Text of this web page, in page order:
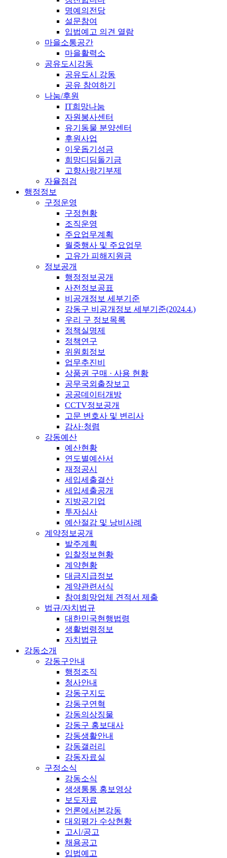
명예의전당
설문참여
입법예고 의견 열람
마을소통공간
마을활력소
공유도시강동
공유도시 강동
공유 참여하기
나눔/후원
IT희망나눔
자원봉사센터
유기동물 분양센터
후원사업
이웃돕기성금
희망디딤돌기금
고향사랑기부제
자율점검
행정정보
구정운영
구정현황
조직운영
주요업무계획
월중행사 및 주요업무
고유가 피해지원금
정보공개
행정정보공개
사전정보공표
비공개정보 세부기준
강동구 비공개정보 세부기준(2024.4.)
우리 구 정보목록
정책실명제
정책연구
위원회정보
업무추진비
상품권 구매 · 사용 현황
공무국외출장보고
공공데이터개방
CCTV정보공개
고문 변호사 및 변리사
감사·청렴
강동예산
예산현황
연도별예산서
재정공시
세입세출결산
세입세출공개
지방공기업
투자심사
예산절감 및 낭비사례
계약정보공개
발주계획
입찰정보현황
계약현황
대금지급정보
계약관련서식
참여희망업체 견적서 제출
법규/자치법규
대한민국현행법령
생활법령정보
자치법규
강동소개
강동구안내
행정조직
청사안내
강동구지도
강동구연혁
강동의상징물
강동구 홍보대사
강동생활안내
강동갤러리
강동자료실
구정소식
강동소식
생생통통 홍보영상
보도자료
언론에서본강동
대외평가 수상현황
고시/공고
채용공고
입법예고